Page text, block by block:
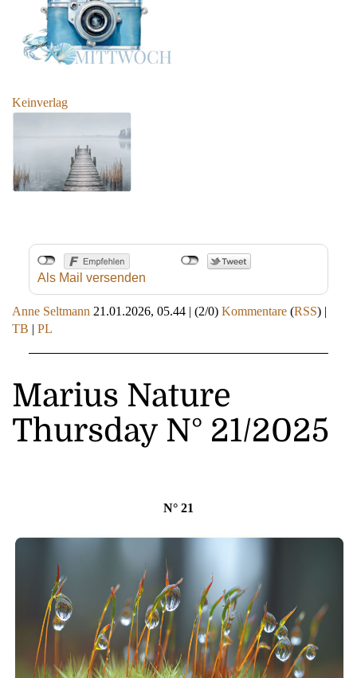
Keinverlag
Als Mail versenden
Anne Seltmann 21.01.2026, 05.44 | (2/0) Kommentare (RSS) |
TB | PL
Marius Nature
Thursday N° 21/2025
N° 21